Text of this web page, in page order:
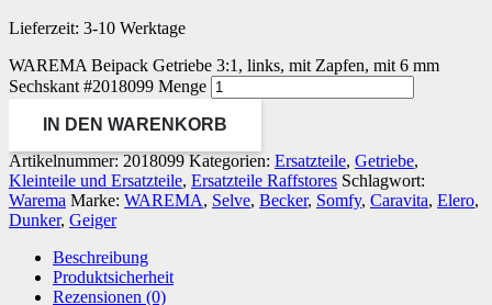
Lieferzeit: 3-10 Werktage
WAREMA Beipack Getriebe 3:1, links, mit Zapfen, mit 6 mm
Sechskant #2018099 Menge
IN DEN WARENKORB
Artikelnummer:2018099 Kategorien: Ersatzteile, Getriebe,
Kleinteile und Ersatzteile, Ersatzteile Raffstores Schlagwort:
Warema Marke: WAREMA, Selve, Becker, Somfy, Caravita, Elero,
Dunker, Geiger
Beschreibung
Produktsicherheit
Rezensionen (0)